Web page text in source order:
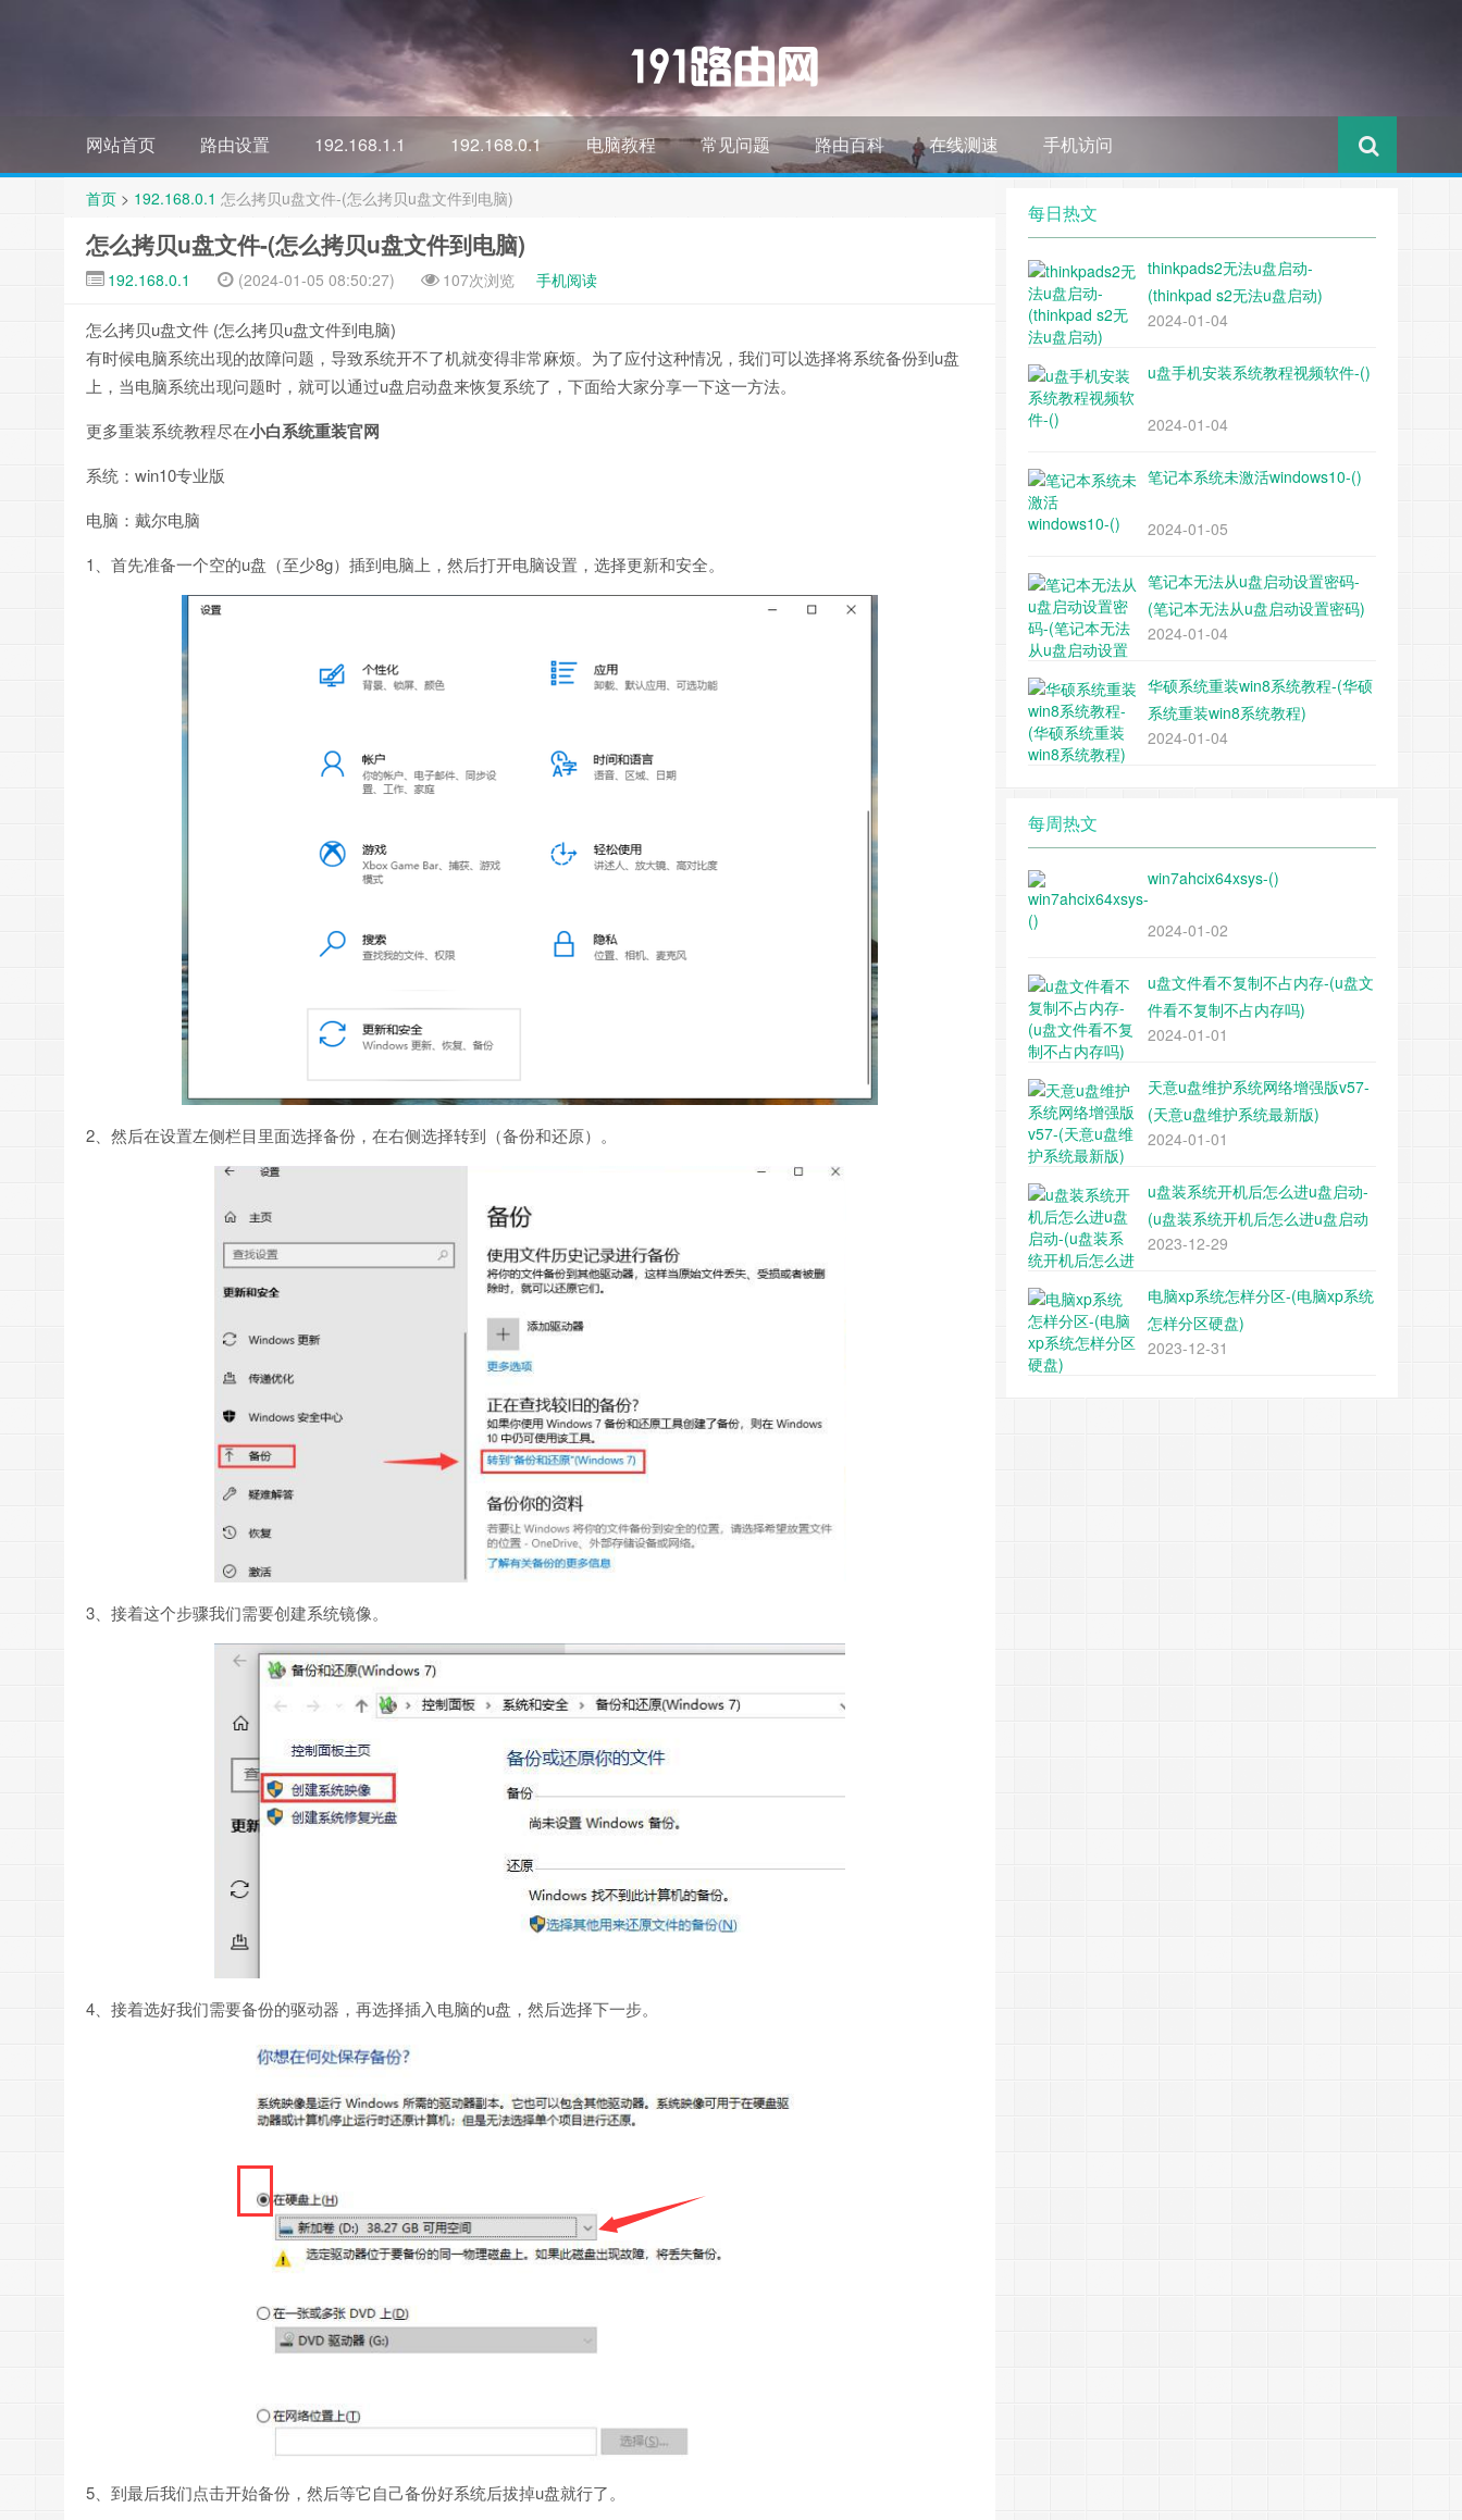
网站首页 路由设置 192.168.1.1 192.168.0.1 电脑教程 常见问题 路由百科 在线测速 手机访问
首页 > 192.168.0.1 怎么拷贝u盘文件-(怎么拷贝u盘文件到电脑)
怎么拷贝u盘文件-(怎么拷贝u盘文件到电脑)
192.168.0.1 (2024-01-05 08:50:27) 107次浏览 手机阅读
怎么拷贝u盘文件 (怎么拷贝u盘文件到电脑)
有时候电脑系统出现的故障问题，导致系统开不了机就变得非常麻烦。为了应付这种情况，我们可以选择将系统备份到u盘
上，当电脑系统出现问题时，就可以通过u盘启动盘来恢复系统了，下面给大家分享一下这一方法。
更多重装系统教程尽在小白系统重装官网
系统：win10专业版
电脑：戴尔电脑
1、首先准备一个空的u盘（至少8g）插到电脑上，然后打开电脑设置，选择更新和安全。
2、然后在设置左侧栏目里面选择备份，在右侧选择转到（备份和还原）。
3、接着这个步骤我们需要创建系统镜像。
4、接着选好我们需要备份的驱动器，再选择插入电脑的u盘，然后选择下一步。
5、到最后我们点击开始备份，然后等它自己备份好系统后拔掉u盘就行了。
每日热文
thinkpads2无法u盘启动-
(thinkpad s2无法u盘启动)
2024-01-04
u盘手机安装系统教程视频软件-()
2024-01-04
笔记本系统未激活windows10-()
2024-01-05
笔记本无法从u盘启动设置密码-
(笔记本无法从u盘启动设置密码)
2024-01-04
华硕系统重装win8系统教程-(华硕
系统重装win8系统教程)
2024-01-04
每周热文
win7ahcix64xsys-()
2024-01-02
u盘文件看不复制不占内存-(u盘文
件看不复制不占内存吗)
2024-01-01
天意u盘维护系统网络增强版v57-
(天意u盘维护系统最新版)
2024-01-01
u盘装系统开机后怎么进u盘启动-
(u盘装系统开机后怎么进u盘启动
项)
2023-12-29
电脑xp系统怎样分区-(电脑xp系统
怎样分区硬盘)
2023-12-31